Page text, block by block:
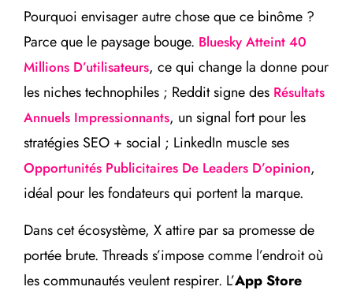
Pourquoi envisager autre chose que ce binôme ?
Parce que le paysage bouge. Bluesky Atteint 40
Millions D’utilisateurs, ce qui change la donne pour
les niches technophiles ; Reddit signe des Résultats
Annuels Impressionnants, un signal fort pour les
stratégies SEO + social ; LinkedIn muscle ses
Opportunités Publicitaires De Leaders D’opinion,
idéal pour les fondateurs qui portent la marque.
Dans cet écosystème, X attire par sa promesse de
portée brute. Threads s’impose comme l’endroit où
les communautés veulent respirer. L’App Store